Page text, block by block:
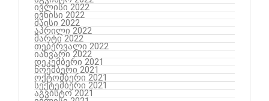
ივლისი 2022
ივნისი 2022
მაისი 2022
აპრილი 2022
მარტი 2022
თებერვალი 2022
იანვარი 2022
დეკემბერი 2021
ნოემბერი 2021
ოქტომბერი 2021
სექტემბერი 2021
აგვისტო 2021